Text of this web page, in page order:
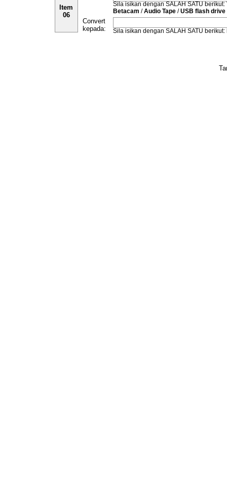
Item
06
Convert
kepada:
Sila isikan dengan SALAH SATU berikut:
Betacam /Audio Tape /USB flash drive
Sila isikan dengan SALAH SATU berikut: